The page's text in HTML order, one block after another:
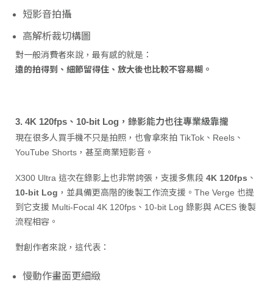
短影音拍攝
高解析裁切構圖
對一般消費者來說，最有感的就是：
遠的拍得到、細節留得住、放大後也比較不容易糊。
3. 4K 120fps、10-bit Log，錄影能力也往專業級靠攏
現在很多人買手機不只是拍照，也會拿來拍 TikTok、Reels、
YouTube Shorts，甚至商業短影音。
X300 Ultra 這次在錄影上也非常誇張，支援多焦段 4K 120fps 、
10-bit Log ，並具備更高階的後製工作流支援。The Verge 也提
到它支援 Multi-Focal 4K 120fps、10-bit Log 錄影與 ACES 後製
流程相容。
對創作者來說，這代表：
慢動作畫面更細緻